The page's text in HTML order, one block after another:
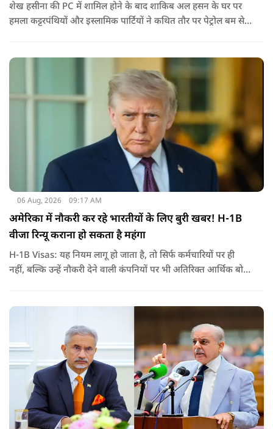
शेख हसीना की PC में शामिल होने के बाद शाकिब अल हसन के घर पर
हमला कट्टरपंथियों और इस्लामिक पार्टियों ने कथित तौर पर पेट्रोल बम से
जरिए संबोधन दिया था.
06 Aug, 2026 09:17 AM
अमेरिका में नौकरी कर रहे भारतीयों के लिए बुरी खबर! H-1B
वीजा रिन्यू कराना हो सकता है महंगा
H-1B Visas: यह नियम लागू हो जाता है, तो सिर्फ कर्मचारियों पर ही
नहीं, बल्कि उन्हें नौकरी देने वाली कंपनियों पर भी अतिरिक्त आर्थिक बोझ
वीजा का समय-समय पर नवीनीकरण कराते हैं.